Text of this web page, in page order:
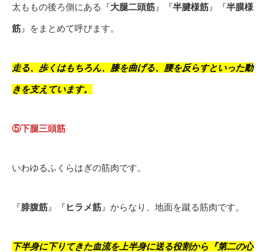
太ももの後ろ側にある『大腿二頭筋 』『半腱様筋 』『半膜様
筋 』をまとめて呼びます。
走る、歩くはもちろん、膝を曲げる、腰を反らすといった動
きを支えています。
⑤下腿三頭筋
いわゆるふくらはぎの筋肉です。
『腓腹筋 』『 ヒラメ筋 』からなり、地面を蹴る筋肉です。
下半身に下りてきた血流を上半身に送る役割から『第二の心